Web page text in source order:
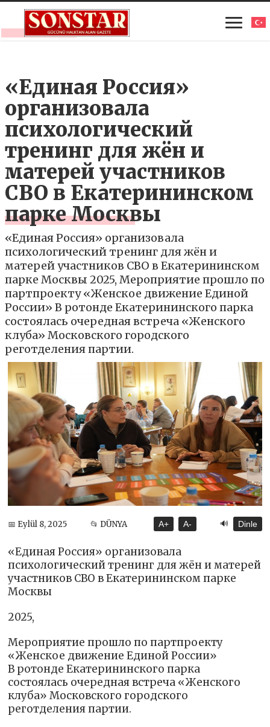
«Единая Россия»
организовала
психологический
тренинг для жён и
матерей участников
СВО в Екатерининском
парке Москвы
«Единая Россия» организовала
психологический тренинг для жён и
матерей участников СВО в Екатерининском
парке Москвы 2025, Мероприятие прошло по
партпроекту «Женское движение Единой
России» В ротонде Екатерининского парка
состоялась очередная встреча «Женского
клуба» Московского городского
реготделения партии.
📅 Eylül 8, 2025 📂 DÜNYA A+ A- 🔊 Dinle
«Единая Россия» организовала
психологический тренинг для жён и матерей
участников СВО в Екатерининском парке
Москвы
2025,
Мероприятие прошло по партпроекту
«Женское движение Единой России»
В ротонде Екатерининского парка
состоялась очередная встреча «Женского
клуба» Московского городского
реготделения партии.